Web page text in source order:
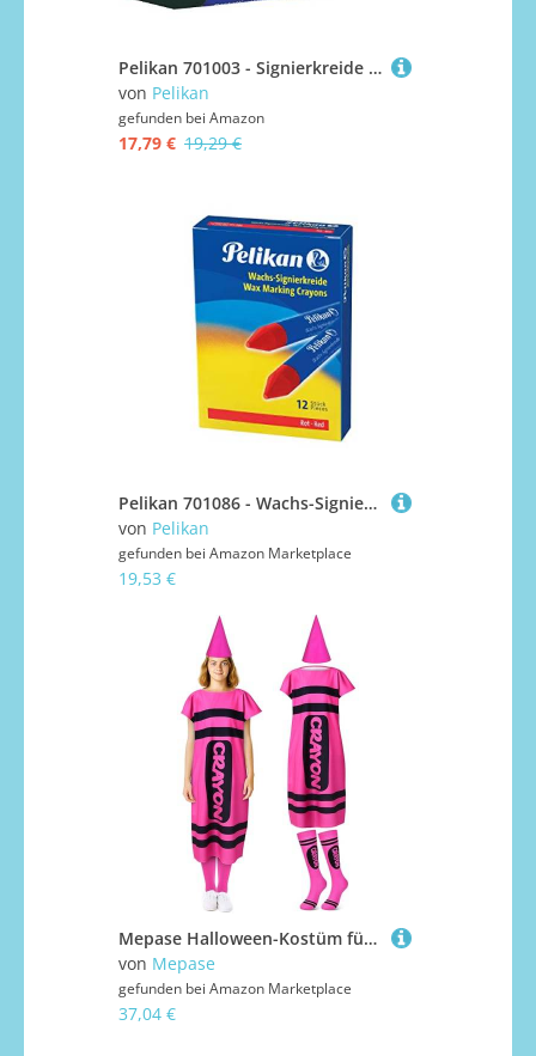
Pelikan 701003 - Signierkreide für rauhe Untergründe Schachtel mit 12 Stück, schwarz
von Pelikan
gefunden bei Amazon
17,79 € 19,29 €
Pelikan 701086 - Wachs-Signierkreide für Glatte Untergründe Schachtel mit 12 Stück, rot
von Pelikan
gefunden bei Amazon Marketplace
19,53 €
Mepase Halloween-Kostüm für Erwachsene, Halloween-Kreide, Kostüm, Zwergkappe, Strümpfe, für Cosplay, Pink, Größe M, 4 Stück
von Mepase
gefunden bei Amazon Marketplace
37,04 €